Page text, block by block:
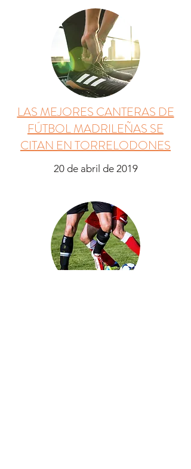
LAS MEJORES CANTERAS DE
FÚTBOL MADRILEÑAS SE
CITAN EN TORRELODONES
20 de abril de 2019